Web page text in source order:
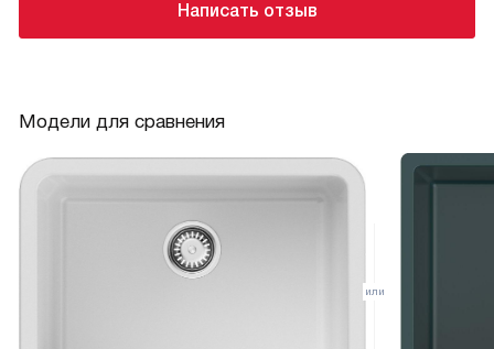
Написать отзыв
Модели для сравнения